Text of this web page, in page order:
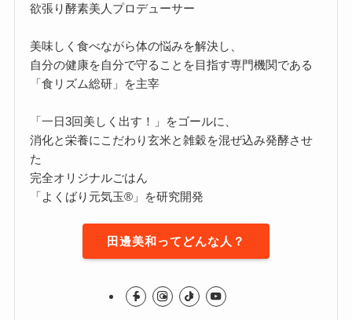
欲張り酵素美人プロデューサー
美味しく食べながら体の悩みを解決し、
自分の健康を自分で守ることを目指す専門機関である
「食リズム総研」を主宰
「一日3回美しく出す！」をゴールに、
消化と栄養にこだわり玄米と雑穀を混ぜ込み発酵させ
た
完全オリジナルごはん
「よくばり元気玉®」を研究開発
田邊美和ってどんな人？